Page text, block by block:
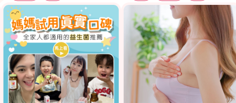
撐起整個家....你需要更
了解的長照2.0和長照
險